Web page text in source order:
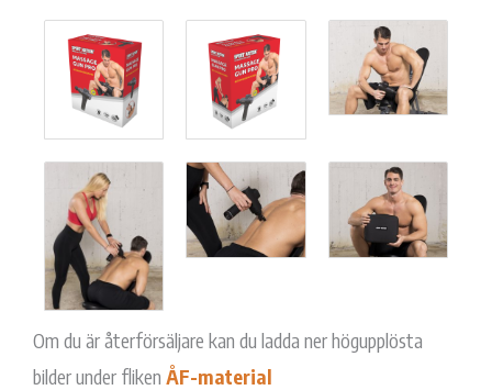
Om du är återförsäljare kan du ladda ner högupplösta
bilder under fliken ÅF-material